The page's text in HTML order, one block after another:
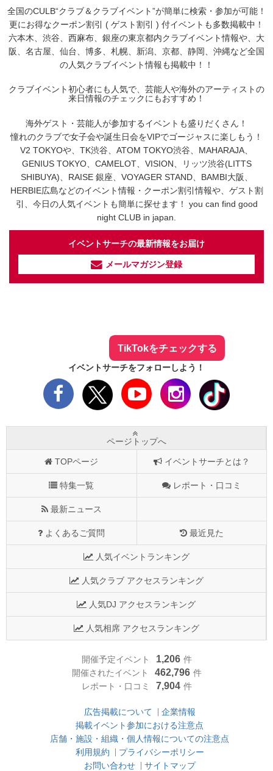
全国のCULB“クラブ＆クラブイベント”が簡単に検索・参加が可能！
更にお得なクーポン割引 ( ゲスト割引 ) 付イベントも多数掲載中！
六本木、渋谷、西麻布、銀座の東京都内クラブイベント情報や、大
阪、名古屋、仙台、博多、札幌、新潟、京都、静岡、沖縄など全国
の人気クラブイベント情報も掲載中！！
クラブイベント初心者にも人気で、芸能人や海外のアーティストの
来日情報のチェックにもおすすめ！
海外ゲスト・芸能人が参加するイベントも盛りだくさん！
憧れのクラブで女子会や誕生日会をVIPでゴージャスに楽しもう！
V2 TOKYOや、TK渋谷、ATOM TOKYO渋谷、MAHARAJA、
GENIUS TOKYO、CAMELOT、VISION、リッツ渋谷(LITTS
SHIBUYA)、RAISE 銀座、VOYAGER STAND、BAMBI大阪、
HERBIE広島などのイベント情報・クーポン割引情報や、ゲスト割
引、今日の人気イベントも簡単に探せます！ you can find good
night CLUB in japan.
イベントサーチの最新情報をお届け
メールマガジン登録
TikTokをチェックする
イベントサーチをフォローしよう！
ページトップへ
TOPページ イベントサーチとは？
特集一覧 レポート・口コミ
最新ニュース
よくあるご質問 最近見た
人気イベントランキング
人気クラブ アクセスランキング
人気DJ アクセスランキング
人気相席 アクセスランキング
開催予定イベント 1,206 件
開催されたイベント
462,796 件
レポート・口コミ
7,904 件
広告掲載について
企業情報
掲載イベント参加における注意点
店舗・施設・組織・個人情報についての注意点
利用規約
プライバシーポリシー
お問い合わせ
サイトマップ